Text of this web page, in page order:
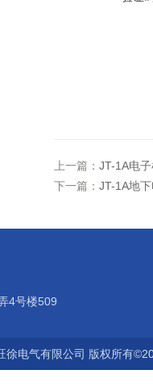
上一篇： JT-1A电
下一篇： JT-1A地
4号楼509
徐电气有限公司 版权所有